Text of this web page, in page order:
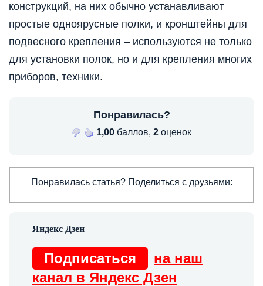
конструкций, на них обычно устанавливают
простые одноярусные полки, и кронштейны для
подвесного крепления – используются не только
для установки полок, но и для крепления многих
приборов, техники.
Понравилась?
1,00 баллов, 2 оценок
Понравилась статья? Поделиться с друзьями:
Подписаться
на наш
канал в Яндекс Дзен